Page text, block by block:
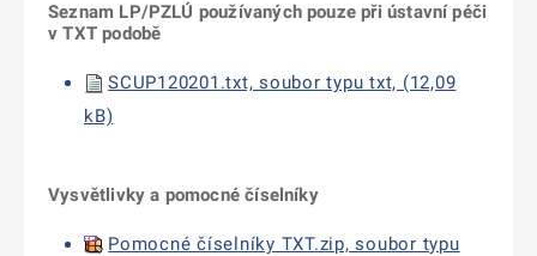
Seznam LP/PZLÚ používaných pouze při ústavní péči
v TXT podobě
SCUP120201.txt, soubor typu txt, (12,09
kB)
Vysvětlivky a pomocné číselníky
Pomocné číselníky TXT.zip, soubor typu